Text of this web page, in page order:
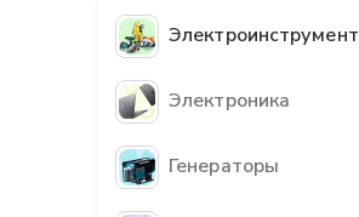
Электроинструмент
Электроника
Генераторы